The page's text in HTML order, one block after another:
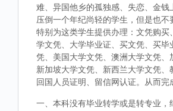
难、异国他乡的孤独感、失恋、金钱
压倒一个年纪尚轻的学生，但是也不
特别为这类学生提供办理：文凭购买
学文凭、大学毕业证、买文凭、买毕
凭、美国大学文凭、澳洲大学文凭、
新加坡大学文凭、新西兰大学文凭、
回国人员证明、留信网认证。从而完
一、本科没有毕业转学或是转专业，